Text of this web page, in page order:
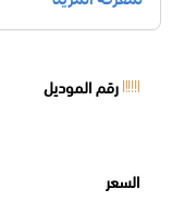
رقم الموديل
السعر